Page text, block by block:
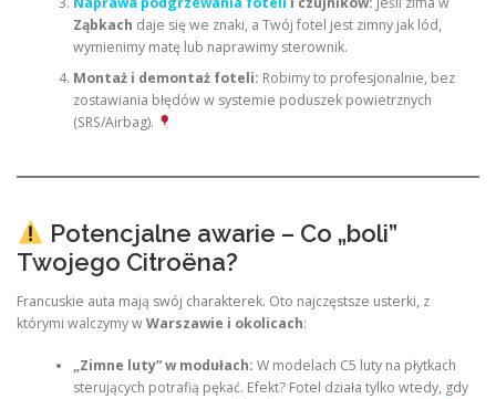
Ząbkach daje się we znaki, a Twój fotel jest zimny jak lód,
wymienimy matę lub naprawimy sterownik.
Montaż i demontaż foteli: Robimy to profesjonalnie, bez
zostawiania błędów w systemie poduszek powietrznych
(SRS/Airbag).
Potencjalne awarie – Co „boli”
Twojego Citroëna?
Francuskie auta mają swój charakterek. Oto najczęstsze usterki, z
którymi walczymy wWarszawie i okolicach:
„Zimne luty” w modułach: W modelach C5 luty na płytkach
sterujących potrafią pękać. Efekt? Fotel działa tylko wtedy, gdy